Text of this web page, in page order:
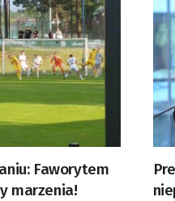
Faworytem
marzenia!